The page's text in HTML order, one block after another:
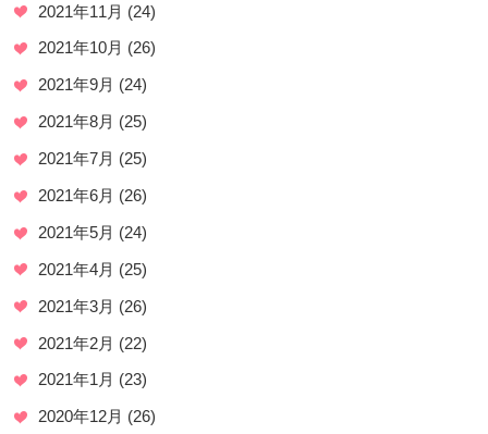
2021年11月 (24)
2021年10月 (26)
2021年9月 (24)
2021年8月 (25)
2021年7月 (25)
2021年6月 (26)
2021年5月 (24)
2021年4月 (25)
2021年3月 (26)
2021年2月 (22)
2021年1月 (23)
2020年12月 (26)